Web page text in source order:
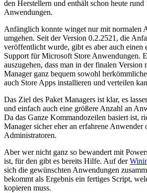
den Herstellern und enthält schon heute rund
Anwendungen.
Anfänglich konnte winget nur mit normalen
umgehen. Seit der Version 0.2.2521, die
veröffentlicht wurde, gibt es aber auch einen
Support für Microsoft Store Anwendungen.
auszugehen, dass man in der finalen Version
Manager ganz bequem sowohl
auch Store Apps installieren und verteilen
Das Ziel des Paket Managers ist klar, es
und einfach auch eine größere Anzahl an
Da das Ganze Kommandozeilen basiert ist,
Manager sicher eher an erfahrene Anwender
Administratoren.
Aber wer nicht ganz so bewandert mit
ist, für den gibt es bereits Hilfe. Auf der
sich die gewünschten Anwendungen
bekommt als Ergebnis ein fertiges Script,
kopieren muss.